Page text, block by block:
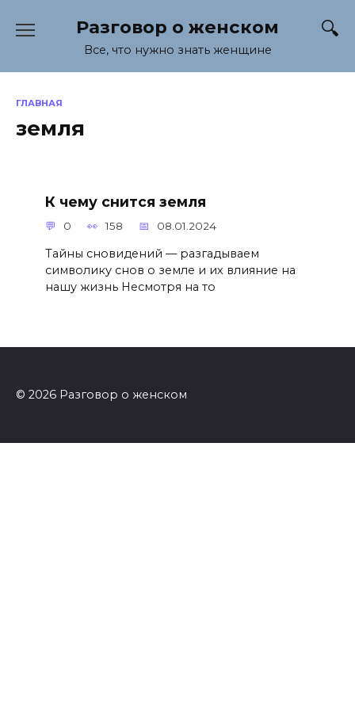
содержанию
Разговор о женском
Все, что нужно знать женщине
ГЛАВНАЯ
земля
К чему снится земля
0 158 08.01.2024
Тайны сновидений — разгадываем
символику снов о земле и их влияние на
нашу жизнь Несмотря на то
© 2026 Разговор о женском